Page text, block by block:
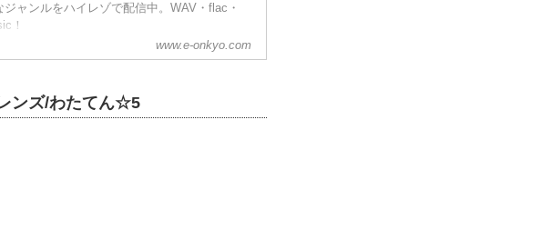
ャンルをハイレゾで配信中。WAV・flac・
！
www.e-onkyo.com
ンズ/わたてん☆5